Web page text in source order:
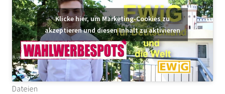
Klicke hier, um Marketing-Cookies zu
akzeptieren und diesen Inhalt zu aktivieren
Dateien